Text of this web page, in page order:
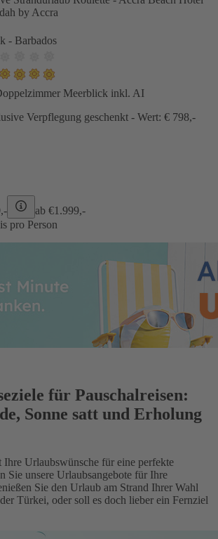
by Accra
- Barbados
Meerblick inkl. AI
Verpflegung geschenkt - Wert: € 798,-
ab €1.999,-
pro Person
für Pauschalreisen:
Sonne satt und Erholung
Urlaubswünsche für eine perfekte
Sie unsere Urlaubsangebote für Ihre
Sie den Urlaub am Strand Ihrer Wahl
Türkei, oder soll es doch lieber ein Fernziel